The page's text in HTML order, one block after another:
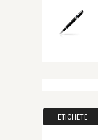
ETICHETE